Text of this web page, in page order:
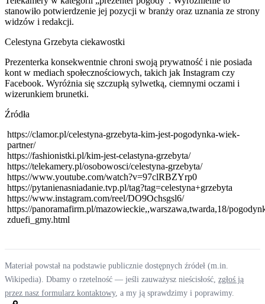
stanowiło potwierdzenie jej pozycji w branży oraz uznania ze strony
widzów i redakcji.
Celestyna Grzebyta ciekawostki
Prezenterka konsekwentnie chroni swoją prywatność i nie posiada
kont w mediach społecznościowych, takich jak Instagram czy
Facebook. Wyróżnia się szczupłą sylwetką, ciemnymi oczami i
wizerunkiem brunetki.
Źródła
https://clamor.pl/celestyna-grzebyta-kim-jest-pogodynka-wiek-
partner/
https://fashionistki.pl/kim-jest-celastyna-grzebyta/
https://telekamery.pl/osobowosci/celestyna-grzebyta/
https://www.youtube.com/watch?v=97clRBZYrp0
https://pytanienasniadanie.tvp.pl/tag?tag=celestyna+grzebyta
https://www.instagram.com/reel/DO9Ochsgsl6/
https://panoramafirm.pl/mazowieckie,,warszawa,twarda,18/
zduefi_gmy.html
Materiał powstał na podstawie publicznie dostępnych źródeł (m.in.
Wikipedia). Dbamy o rzetelność — jeśli zauważysz nieścisłość, zgłoś ją
przez nasz formularz kontaktowy, a my ją sprawdzimy i poprawimy.